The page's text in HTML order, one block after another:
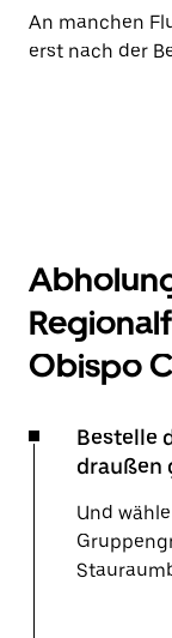
An manchen
erst nach der
Obispo
Bestelle
draußen
Und